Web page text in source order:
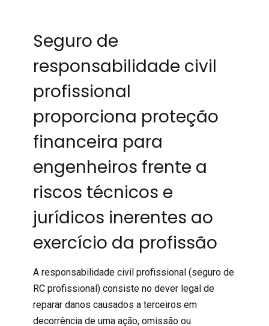
Seguro de
responsabilidade civil
profissional
proporciona proteção
financeira para
engenheiros frente a
riscos técnicos e
jurídicos inerentes ao
exercício da profissão
A responsabilidade civil profissional(seguro de
RC profissional) consiste no dever legal de
reparar danos causados a terceiros em
decorrência de uma ação, omissão ou